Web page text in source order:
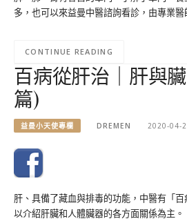
多，也可以來益曼中醫諮詢看診，由專業醫
CONTINUE READING
百病從肝治｜肝與
篇)
益曼小天使專欄 DREMEN 2020-04-
肝、具備了藏血與排毒的功能，中醫有「
以介紹肝臟和人體臟器的各方面關係為主